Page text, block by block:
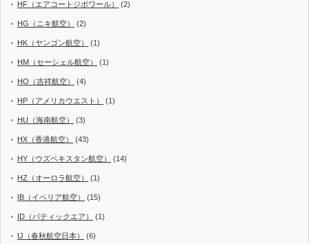
HF（エアコートジボワール） (2)
HG（ニキ航空） (2)
HK（ヤンゴン航空） (1)
HM（セーシェル航空） (1)
HO（吉祥航空） (4)
HP（アメリカウエスト） (1)
HU（海南航空） (3)
HX（香港航空） (43)
HY（ウズベキスタン航空） (14)
HZ（オーロラ航空） (1)
IB（イベリア航空） (15)
ID（バティックエア） (1)
IJ（春秋航空日本） (6)